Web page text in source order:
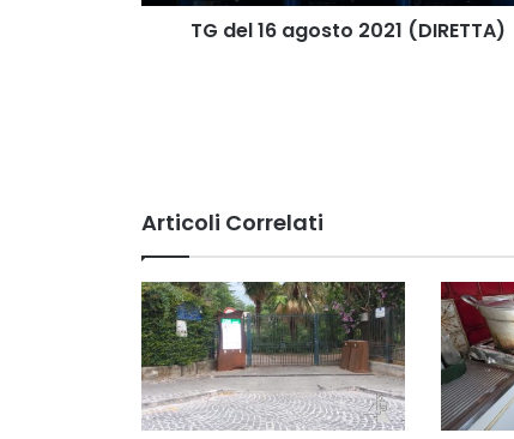
TG del 16 agosto 2021 (DIRETTA)
Articoli Correlati